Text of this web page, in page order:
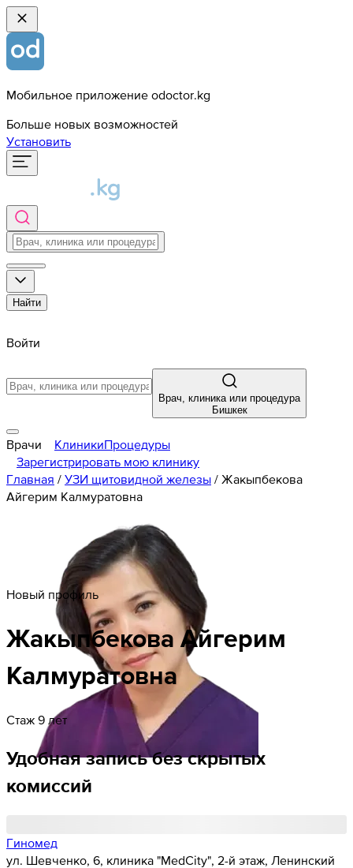
Мобильное приложение odoctor.kg
Больше новых возможностей
Установить
Найти
Войти
Врач, клиника или процедура
Бишкек
Врачи КлиникиПроцедуры
Зарегистрировать мою клинику
Главная / УЗИ щитовидной железы / Жакыпбекова
Айгерим Калмуратовна
Новый профиль
ЖакыпбековаАйгерим
Калмуратовна
Стаж 9 лет
Удобная запись без скрытых
комиссий
Гиномед
ул. Шевченко, 6, клиника "MedCity", 2-й этаж, Ленинский